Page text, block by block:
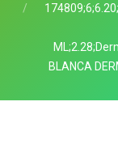
BLANCA